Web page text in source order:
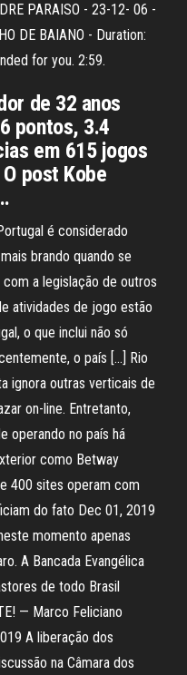
PARAISO - 23-12- 06 -
DE BAIANO - Duration:
for you. 2:59.
de 32 anos
pontos, 3.4
em 615 jogos
post Kobe
é considerado
brando quando se
a legislação de outros
atividades de jogo estão
o que inclui não só
o país […] Rio
ignora outras verticais de
on-line. Entretanto,
operando no país há
como Betway
400 sites operam com
do fato Dec 01, 2019
momento apenas
A Bancada Evangélica
de todo Brasil
— Marco Feliciano
A liberação dos
na Câmara dos